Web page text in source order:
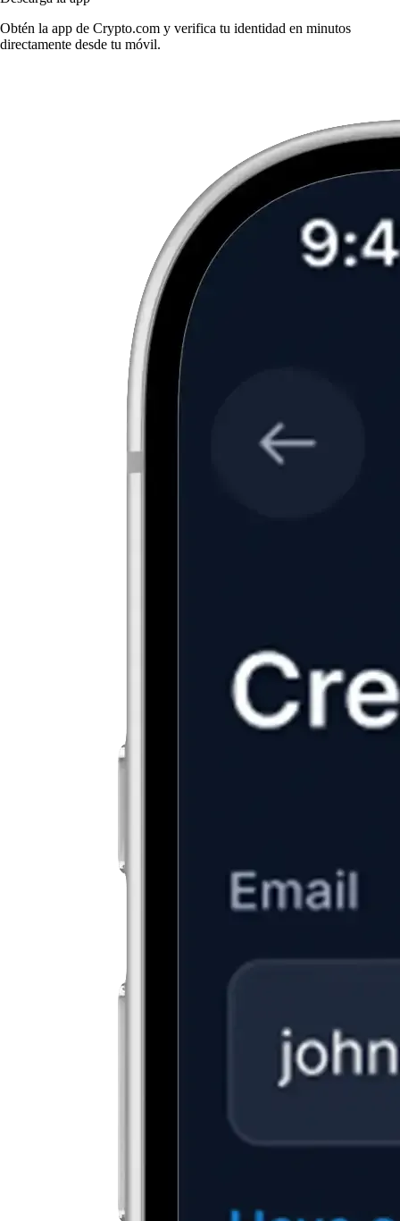
Obtén la app de Crypto.com y verifica tu identidad en minutos
directamente desde tu móvil.